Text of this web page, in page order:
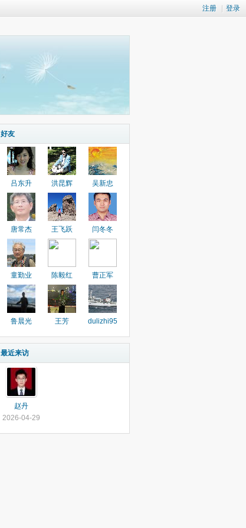
注册 登录
好友
吕东升 洪昆辉 吴新忠
唐常杰 王飞跃 闫冬冬
童勤业 陈毅红 曹正军
鲁晨光 王芳 dulizhi95
最近来访
赵丹
2026-04-29